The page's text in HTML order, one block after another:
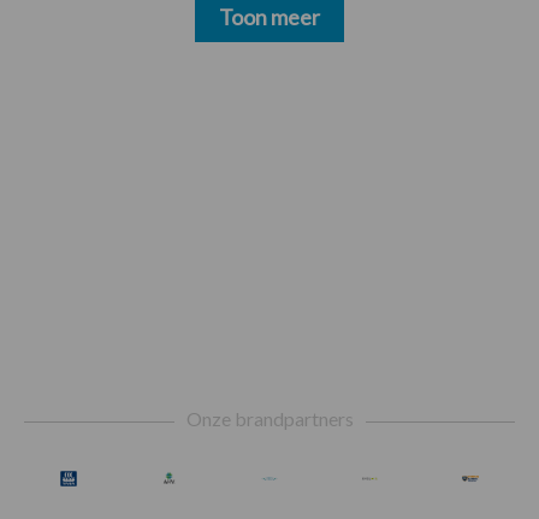
Toon meer
Onze brandpartners